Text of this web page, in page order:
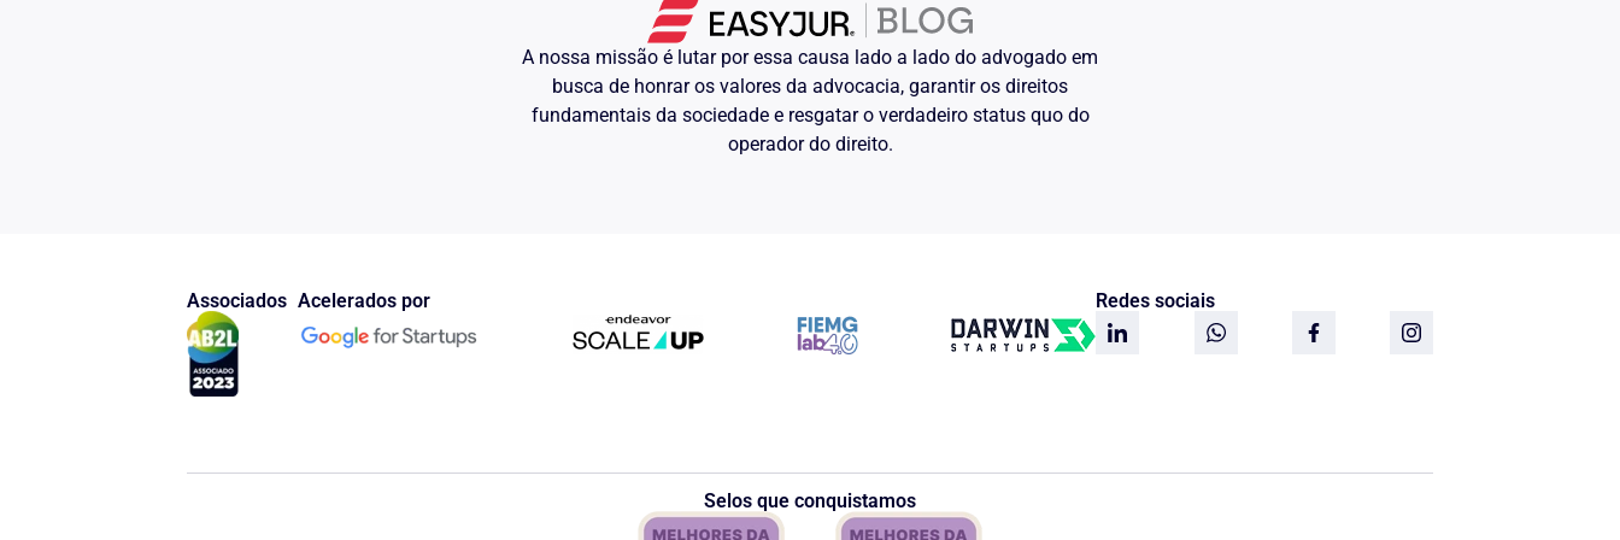
A nossa missão é lutar por essa causa lado a lado do advogado em
busca de honrar os valores da advocacia, garantir os direitos
fundamentais da sociedade e resgatar o verdadeiro status quo do
operador do direito.
Associados Acelerados por Redes sociais
Selos que conquistamos